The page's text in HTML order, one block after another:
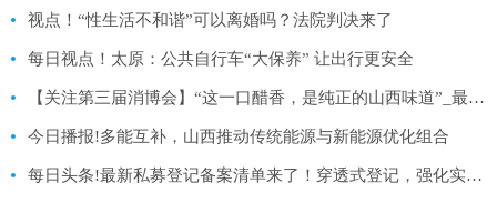
视点！“性生活不和谐”可以离婚吗？法院判决来了
每日视点！太原：公共自行车“大保养” 让出行更安全
【关注第三届消博会】“这一口醋香，是纯正的山西味道”_最资讯
今日播报!多能互补，山西推动传统能源与新能源优化组合
每日头条!最新私募登记备案清单来了！穿透式登记，强化实控人管理